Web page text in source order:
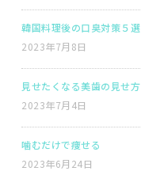
韓国料理後の口臭対策５選
2023年7月8日
見せたくなる美歯の見せ方
2023年7月4日
噛むだけで痩せる
2023年6月24日